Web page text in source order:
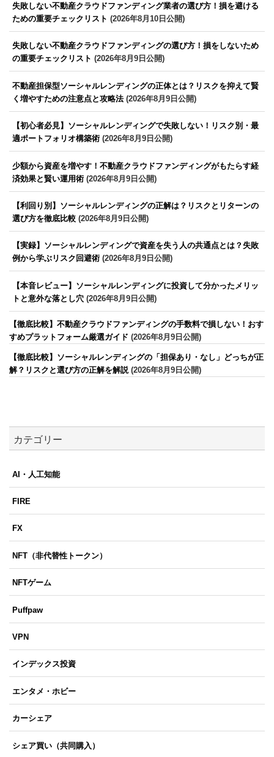
失敗しない不動産クラウドファンディング業者の選び方！損を避ける
ための重要チェックリスト (2026年8月10日公開)
失敗しない不動産クラウドファンディングの選び方！損をしないため
の重要チェックリスト (2026年8月9日公開)
不動産担保型ソーシャルレンディングの正体とは？リスクを抑えて賢
く増やすための注意点と攻略法(2026年8月9日公開)
【初心者必見】ソーシャルレンディングで失敗しない！リスク別・最
適ポートフォリオ構築術 (2026年8月9日公開)
少額から資産を増やす！不動産クラウドファンディングがもたらす経
済効果と賢い運用術 (2026年8月9日公開)
【利回り別】ソーシャルレンディングの正解は？リスクとリターンの
選び方を徹底比較 (2026年8月9日公開)
【実録】ソーシャルレンディングで資産を失う人の共通点とは？失敗
例から学ぶリスク回避術 (2026年8月9日公開)
【本音レビュー】ソーシャルレンディングに投資して分かったメリッ
トと意外な落とし穴 (2026年8月9日公開)
【徹底比較】不動産クラウドファンディングの手数料で損しない！おす
すめプラットフォーム厳選ガイド (2026年8月9日公開)
【徹底比較】ソーシャルレンディングの「担保あり・なし」どっちが正
解？リスクと選び方の正解を解説 (2026年8月9日公開)
カテゴリー
AI・人工知能
FIRE
FX
NFT（非代替性トークン）
NFTゲーム
Puffpaw
VPN
インデックス投資
エンタメ・ホビー
カーシェア
シェア買い（共同購入）